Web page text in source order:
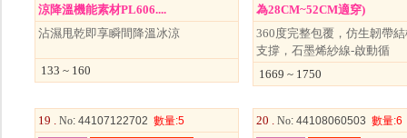
涼降溫機能素材PL606....
沾濕甩乾即享瞬間降溫冰涼
133 ~ 160
為28CM~52CM適穿)
360度完整包覆，仿生韌帶
支撐，石墨烯紗線-啟動循
1669 ~ 1750
19 . No: 44107122702 數量:5
20 . No: 44108060503 數量:6